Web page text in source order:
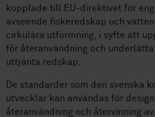
kopplade till EU-direktivet för
avseende fiskeredskap och
cirkulära utformning, i syfte att
för återanvändning och
uttjänta redskap.
De standarder som den svenska
utvecklar kan användas för
återanvändning och återvinning